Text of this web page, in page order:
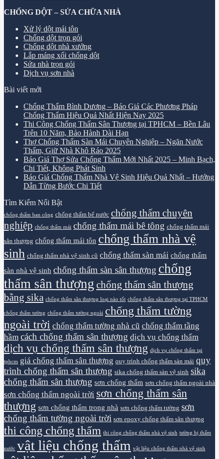
CHỐNG DỘT – SỬA CHỮA NHÀ
Xử lý dột mái tôn
Chống dột trọn gói
Chống dột nhà xưởng
Lắp máng xối chống dột
Sửa nhà trọn gói
Dịch vụ sơn nhà
Bài viết mới
Chống Thấm Bình Dương – Báo Giá Các Phương Pháp
Chống Thấm Hiệu Quả Nhất Hiện Nay 2025
Thi Công Chống Thấm Sân Thượng tại TPHCM – Bền Lâu
Trên 10 Năm, Bảo Hành Dài Hạn
Thợ Chống Thấm Sàn Mái Chuyên Nghiệp – Ngăn Nước
Thấm, Giữ Nhà Khô Ráo 2025
Báo Giá Thợ Sửa Chống Thấm Mới Nhất 2025 – Minh Bạch,
Chi Tiết, Không Phát Sinh
Báo Giá Chống Thấm Nhà Vệ Sinh Hiệu Quả Nhất – Hướng
Dẫn Từng Bước Chi Tiết
Tìm Kiếm Nổi Bật
chống thấm ban công chống thấm bể nước chống thấm chuyên
nghiệp chống thấm mái chống thấm mái bê tông chống thấm mái
sân thượng chống thấm mái tôn chống thấm nhà vệ
sinh chống thấm nhà vệ sinh cũ chống thấm sàn mái chống thấm
sàn nhà vệ sinh chống thấm sàn sân thượng chống
thấm sân thượng chống thấm sân thượng
bằng sika chống thấm sân thượng loại nào tốt chống thấm sân thượng tại TPHCM
chống thấm tường chống thấm tường ngoài chống thấm tường
ngoài trời chống thấm tường nhà cũ chống thấm tầng
hầm cách chống thấm sân thượng dịch vụ chống thấm
dịch vụ chống thấm sân thượng dịch vụ chống thấm tại
tphcm giá chống thấm sân thượng quy trình chống thấm sàn mái quy
trình chống thấm sân thượng sika chống thấm sàn vệ sinh sika
chống thấm sân thượng sơn chống thấm sơn chống thấm ngoài nhà
sơn chống thấm ngoài trời sơn chống thấm sân
thượng sơn chống thấm trong nhà sơn chống thấm tường sơn
chống thấm tường ngoài trời sơn epoxy chống thấm sân thượng
thi công chống thấm thi công chống thấm nhà vệ sinh tường bị thấm
nước vật liệu chống thấm vật liệu chống thấm nhà vệ sinh